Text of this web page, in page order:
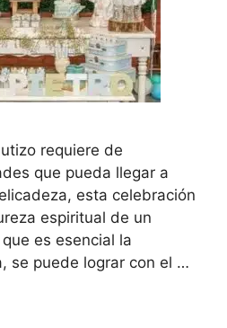
requiere de
que pueda llegar a
esta celebración
espiritual de un
es esencial la
se puede lograr con el …